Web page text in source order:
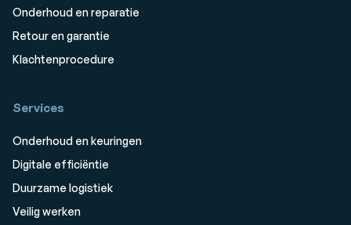
Onderhoud en reparatie
Retour en garantie
Klachtenprocedure
Services
Onderhoud en keuringen
Digitale efficiëntie
Duurzame logistiek
Veilig werken